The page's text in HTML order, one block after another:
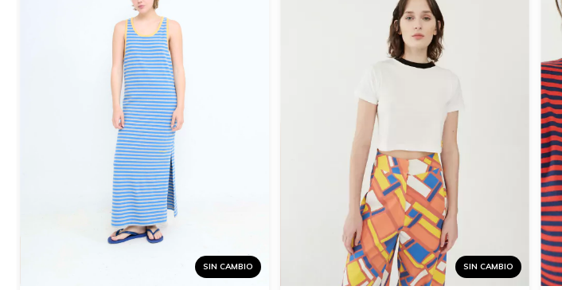
SIN CAMBIO SIN CAMBIO